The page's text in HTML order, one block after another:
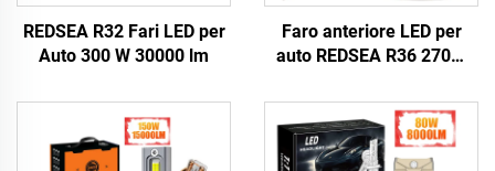
REDSEA R32 Fari LED per
Auto 300 W 30000 lm
Faro anteriore LED per
auto REDSEA R36 270W